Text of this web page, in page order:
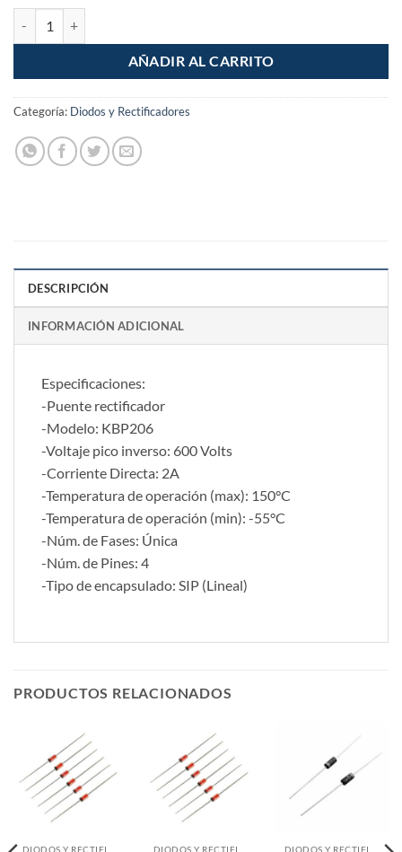
AÑADIR AL CARRITO
Categoría: Diodos y Rectificadores
DESCRIPCIÓN
INFORMACIÓN ADICIONAL
Especificaciones:
-Puente rectificador
-Modelo: KBP206
-Voltaje pico inverso: 600 Volts
-Corriente Directa: 2A
-Temperatura de operación (max): 150°C
-Temperatura de operación (min): -55°C
-Núm. de Fases: Única
-Núm. de Pines: 4
-Tipo de encapsulado: SIP (Lineal)
PRODUCTOS RELACIONADOS